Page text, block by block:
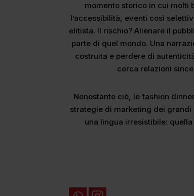
momento storico in cui molti
l’accessibilità, eventi così
elitista. Il rischio? Alienare il
parte di quel mondo. Una
costruita e perdere di
cerca relazioni
Nonostante ciò, le fashion
strategie di marketing dei
una lingua irresistibile: